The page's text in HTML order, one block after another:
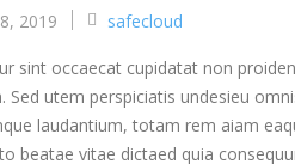
2019 safecloud
sint occaecat cupidatat non
Sed utem perspiciatis undesieu
laudantium, totam rem aiam
beatae vitae dictaed quia